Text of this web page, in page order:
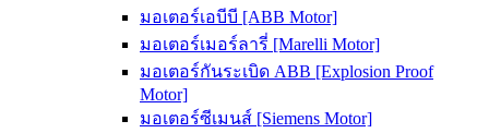
มอเตอร์เอบีบี [ABB Motor]
มอเตอร์เมอร์ลารี่ [Marelli Motor]
มอเตอร์กันระเบิด ABB [Explosion Proof
Motor]
มอเตอร์ซีเมนส์ [Siemens Motor]